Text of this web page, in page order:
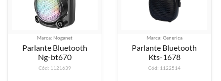
Marca: Noganet
Parlante Bluetooth
Ng-bt670
Cód: 1121639
Marca: Generica
Parlante Bluetooth
Kts-1678
Cód: 1122514